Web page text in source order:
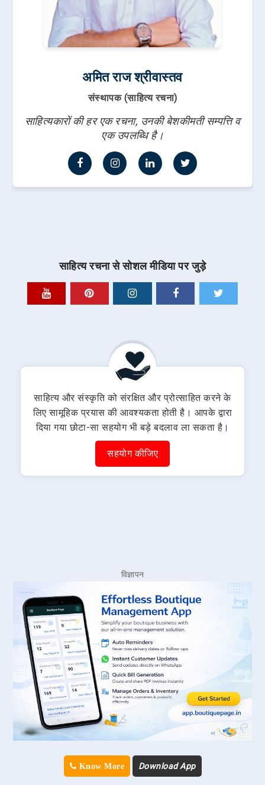
अमित राज श्रीवास्तव
संस्थापक (साहित्य रचना)
साहित्यकारों की हर एक रचना, उनकी बेशकीमती सम्पत्ति व
एक उपलब्धि है।
साहित्य रचना से सोशल मीडिया पर जुड़े
साहित्य और संस्कृति को संरक्षित और प्रोत्साहित करने के
लिए सामूहिक प्रयास की आवश्यकता होती है। आपके द्वारा
दिया गया छोटा-सा सहयोग भी बड़े बदलाव ला सकता है।
सहयोग कीजिए
विज्ञापन
Know More Download App